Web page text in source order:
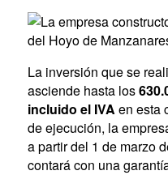
La inversión que se
asciende hasta los
incluido el IVA en esta
de ejecución, la
a partir del 1 de marzo
contará con una